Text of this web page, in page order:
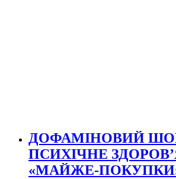
ДОФАМІНОВИЙ
ПСИХІЧНЕ
«МАЙЖЕ-